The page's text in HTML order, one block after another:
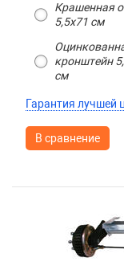
Крашенная
5,5х71 см
кронштейн
см
Гарантия лучшей
В сравнение